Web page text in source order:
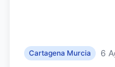
Cartagena Murcia 6